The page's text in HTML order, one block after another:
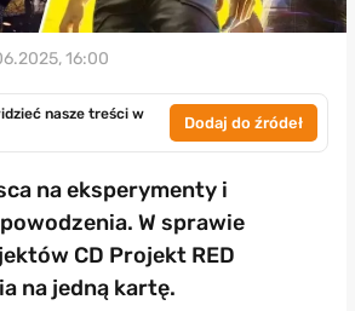
16:00
nasze treści w
Dodaj do źródeł
na eksperymenty i
W sprawie
CD Projekt RED
na jedną kartę.